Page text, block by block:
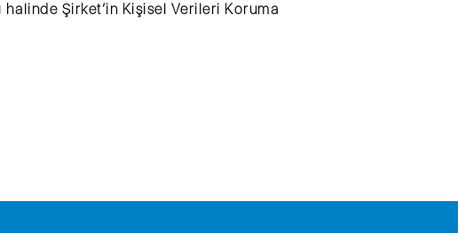
halinde Şirket’in Kişisel Verileri Koruma